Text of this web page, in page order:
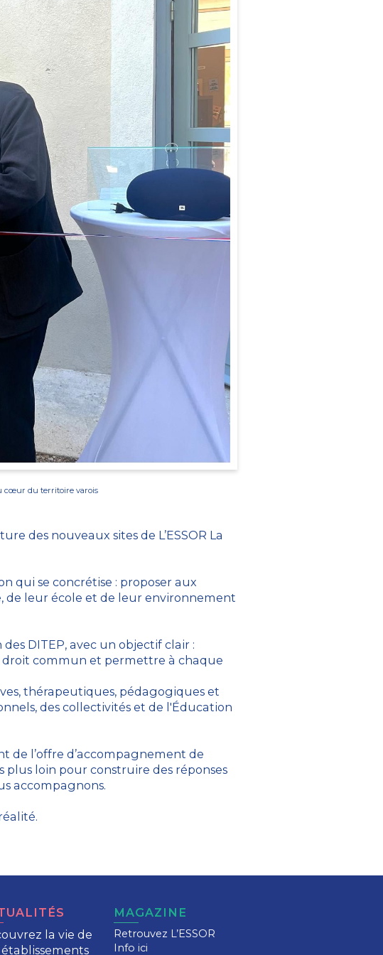
cœur du territoire varois
des nouveaux sites de L’ESSOR La
qui se concrétise : proposer aux
de leur école et de leur environnement
DITEP, avec un objectif clair :
droit commun et permettre à chaque
thérapeutiques, pédagogiques et
des collectivités et de l'Éducation
l’offre d’accompagnement de
plus loin pour construire des réponses
accompagnons.
la vie de
établissements
MAGAZINE
Retrouvez L’ESSOR
Info ici